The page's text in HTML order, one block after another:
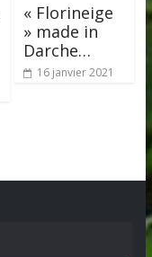
« Florineige
» made in
Darche…
16 janvier 2021